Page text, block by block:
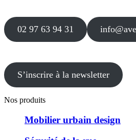
02 97 63 94 31
S’inscrire à la newsletter
Nos produits
Mobilier urbain design